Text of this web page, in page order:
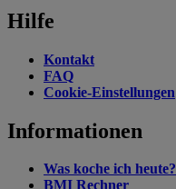
Hilfe
Kontakt
FAQ
Cookie-Einstellungen
Informationen
Was koche ich heute?
BMI Rechner